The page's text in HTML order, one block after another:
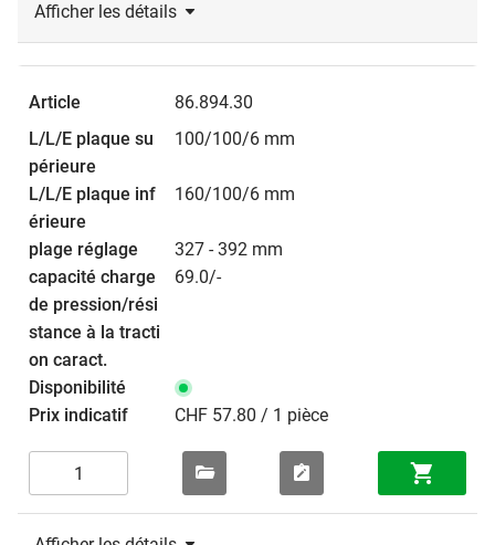
Afficher les détails
86.894.30
100/100/6 mm
160/100/6 mm
327 - 392 mm
69.0/-
CHF 57.80 / 1 pièce